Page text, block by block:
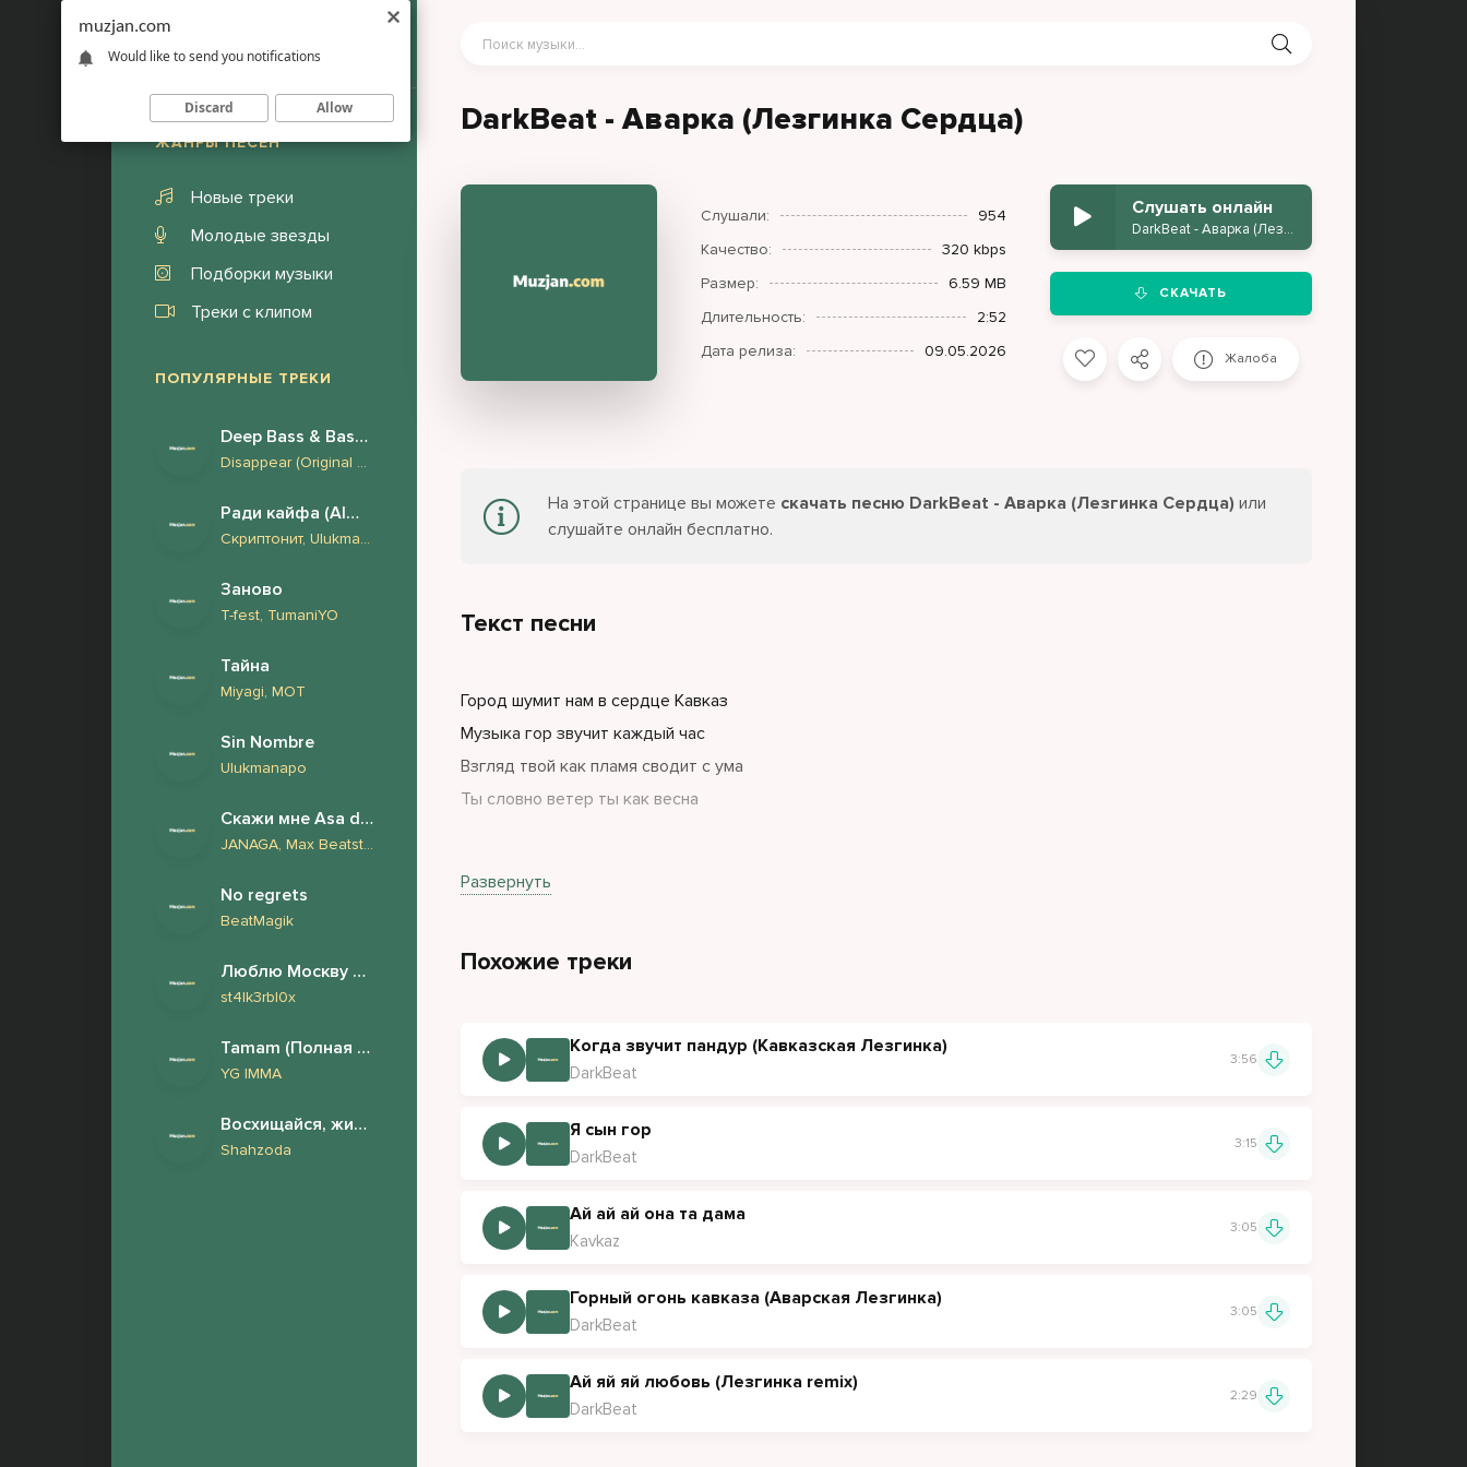
ЖАНРЫ ПЕСЕН
Новые треки
Молодые звезды
Подборки музыки
Треки с клипом
ПОПУЛЯРНЫЕ ТРЕКИ
Deep Bass & Bass Boosted
Disappear (Original Mix) Face to Face
Ради кайфа (Almaz Remix)
Скриптонит, Ulukmanapo, Truwer, V $ X V PRiNCE, Эндшпиль, Miyagi
Заново
T-fest, TumaniYO
Тайна
Miyagi, МОТ
Sin Nombre
Ulukmanapo
Скажи мне Asa du 2.0
JANAGA, Max Beatstone, FURSOV, Harddope
No regrets
BeatMagik
Люблю Москву но снится London
st4lk3rbl0x
Tamam (Полная версия)
YG IMMA
Восхищайся, жизнь одна
Shahzoda
DarkBeat - Аварка (Лезгинка Сердца)
Слушали:
954
Качество:
320 kbps
Размер:
6.59 MB
Длительность:
2:52
Дата релиза:
09.05.2026
Слушать онлайн
DarkBeat - Аварка (Лезгинка Сердца)
СКАЧАТЬ
Жалоба
На этой странице вы можете скачать песню DarkBeat - Аварка (Лезгинка Сердца) или
слушайте онлайн бесплатно.
Текст песни
Город шумит нам в сердце Кавказ
Музыка гор звучит каждый час
Взгляд твой как пламя сводит с ума
Ты словно ветер ты как весна
С нами Лезгинка до утра
Эта ночь только для нас
Под луной, над быстрой рекой
Ты мой Кавказ, ты мой закон
Пусть услышит весь горный край
Сила Кавказа в наших сердцах
Ты как легенда старых бал
Ночь молодая, звёзды горят
Развернуть
Похожие треки
Когда звучит пандур (Кавказская Лезгинка)
DarkBeat
3:56
Я сын гор
DarkBeat
3:15
Ай ай ай она та дама
Kavkaz
3:05
Горный огонь кавказа (Аварская Лезгинка)
DarkBeat
3:05
Ай яй яй любовь (Лезгинка remix)
DarkBeat
2:29
muzjan.com
Would like to send you notifications
Discard Allow